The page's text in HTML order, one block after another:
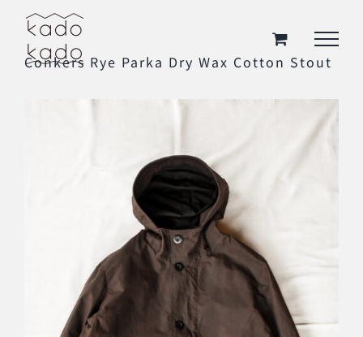
Skip
contentConkers Rye Parka Dry Wax Cotton Stout